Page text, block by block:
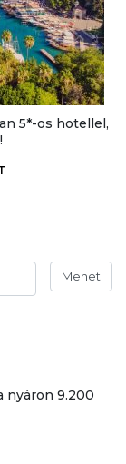
5*-os hotellel,
Mehet
nyáron 9.200